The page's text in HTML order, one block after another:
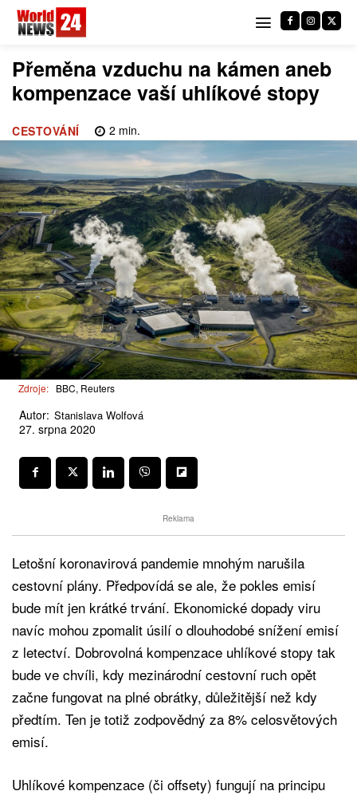
Přeměna vzduchu na kámen aneb
kompenzace vaší uhlíkové stopy
CESTOVÁNÍ 2 min.
Zdroje: BBC, Reuters
Autor: Stanislava Wolfová
27. srpna 2020
Reklama
Letošní koronavirová pandemie mnohým narušila
cestovní plány. Předpovídá se ale, že pokles emisí
bude mít jen krátké trvání. Ekonomické dopady viru
navíc mohou zpomalit úsilí o dlouhodobé snížení emisí
z letectví. Dobrovolná kompenzace uhlíkové stopy tak
bude ve chvíli, kdy mezinárodní cestovní ruch opět
začne fungovat na plné obrátky, důležitější než kdy
předtím. Ten je totiž zodpovědný za 8% celosvětových
emisí.
Uhlíkové kompenzace (či offsety) fungují na principu